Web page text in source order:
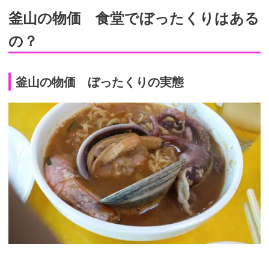
釜山の物価 食堂でぼったくりはある
の？
釜山の物価 ぼったくりの実態